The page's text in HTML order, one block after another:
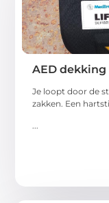
AED
Je loopt door de
zakken. Een
...